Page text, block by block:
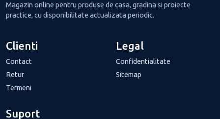
Magazin online pentru produse de casa, gradina si proiecte
practice, cu disponibilitate actualizata periodic.
Clienti
Contact
Retur
Termeni
Legal
Confidentialitate
Sitemap
Suport